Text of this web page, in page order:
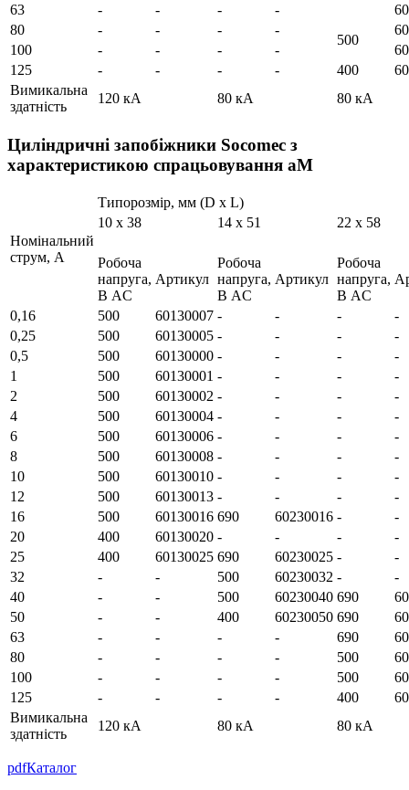
63
- - - -
80
- - - -
500
100
- - - -
125
- - - - 400
Вимикальна
здатність
120 кА 80 кА 80 кА
Циліндричні запобіжники Socomec з
характеристикою спрацьовування аМ
Номінальний
струм, А
Типорозмір, мм (D х L)
10 x 38
14 х 51 22 х 58
Робоча
напруга,
В AC
Артикул
Робоча
напруга,
В AC
Артикул
Робоча
напруга,
В AC
0,16 500 60130007 - - -
-
0,25
500 60130005 - - -
-
0,5
500 60130000 - - -
-
1
500 60130001 - - -
-
2
500 60130002 - - -
-
4
500 60130004 - - -
-
6
500 60130006 - - -
-
8
500 60130008 - - -
-
10
500 60130010 - - -
-
12
500 60130013 - - -
-
16
500 60130016 690 60230016 -
-
20
400 60130020 - - -
-
25
400 60130025 690 60230025 -
-
32
- - 500 60230032 -
-
40
- - 500 60230040 690
50
- - 400 60230050 690
63
- - - - 690
80
- - - - 500
100
- - - - 500
125
- - - - 400
Вимикальна
здатність
120 кА 80 кА 80 кА
pdfКаталог